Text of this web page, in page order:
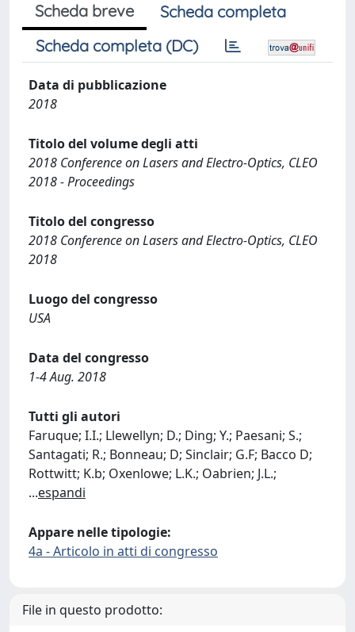
Scheda breve
Scheda completa
Scheda completa (DC)
Data di pubblicazione
2018
Titolo del volume degli atti
2018 Conference on Lasers and Electro-Optics, CLEO
2018 - Proceedings
Titolo del congresso
2018 Conference on Lasers and Electro-Optics, CLEO
2018
Luogo del congresso
USA
Data del congresso
1-4 Aug. 2018
Tutti gli autori
Faruque; I.I.; Llewellyn; D.; Ding; Y.; Paesani; S.;
Santagati; R.; Bonneau; D; Sinclair; G.F; Bacco D;
Rottwitt; K.b; Oxenlowe; L.K.; Oabrien; J.L.;
...espandi
Appare nelle tipologie:
4a - Articolo in atti di congresso
File in questo prodotto: